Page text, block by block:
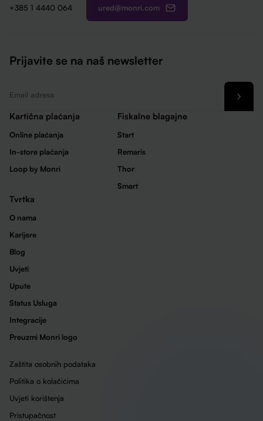
+385 1 4440 064 ured@monri.com
Prijavite se na naš newsletter
Kartična plaćanja
Online plaćanja
In-store plaćanja
Loop by Monri
Fiskalne blagajne
Start
Remaris
Thor
Smart
Tvrtka
O nama
Karijere
Blog
Uvjeti
Upute
Status Usluga
Integracije
Preuzmi Monri logo
Zaštita osobnih podataka
Politika o kolačićima
Uvjeti korištenja
Pristupačnost